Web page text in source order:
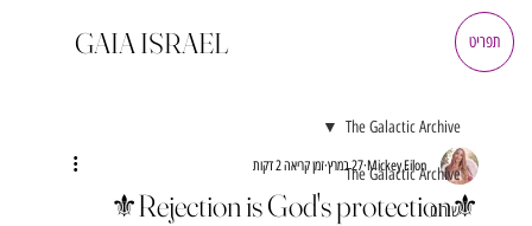
GAIA ISRAEL תפריט
The Galactic Archive
שירים
The Galactic Archive
⚜️Rejection is God's protection⚜️
Mickey Eilon 27 במרץ זמן קריאה 2 דקות